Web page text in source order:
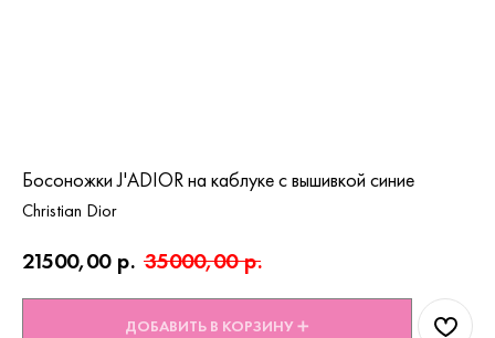
Босоножки J'ADIOR на каблуке с вышивкой синие
Christian Dior
21500,00 р. 35000,00 р.
ДОБАВИТЬ В КОРЗИНУ ➕